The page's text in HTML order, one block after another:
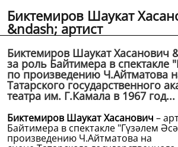
Биктемиров Шаукат
&ndash; артист
Биктемиров Шаукат Хасанович
за роль Байтимера в спектакле
по произведению Ч.Айтматова
Татарского государственного
театра им. Г.Камала в 1967 год...
Биктемиров Шаукат Хасанович –
Байтимера в спектакле "Гүзәлем
произведению Ч.Айтматова на